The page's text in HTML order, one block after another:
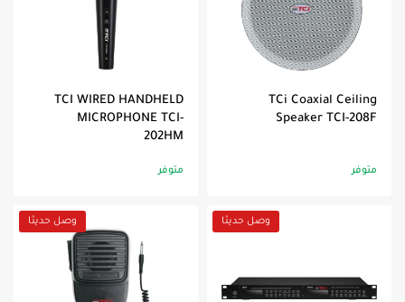
TCi Coaxial Ceiling
Speaker TCI-208F
متوفر
TCI WIRED HANDHELD
MICROPHONE TCI-
202HM
متوفر
وصل حديثا وصل حديثا